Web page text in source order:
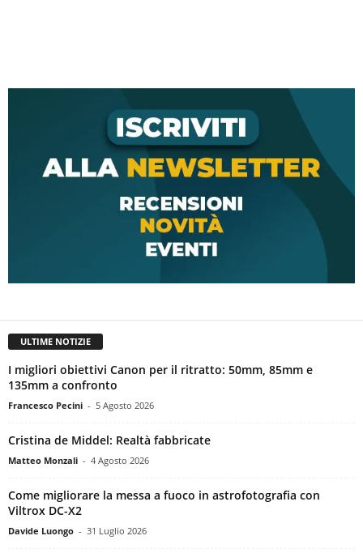
ULTIME NOTIZIE
I migliori obiettivi Canon per il ritratto: 50mm, 85mm e
135mm a confronto
Francesco Pecini - 5 Agosto 2026
Cristina de Middel: Realtà fabbricate
Matteo Monzali - 4 Agosto 2026
Come migliorare la messa a fuoco in astrofotografia con
Viltrox DC-X2
Davide Luongo - 31 Luglio 2026